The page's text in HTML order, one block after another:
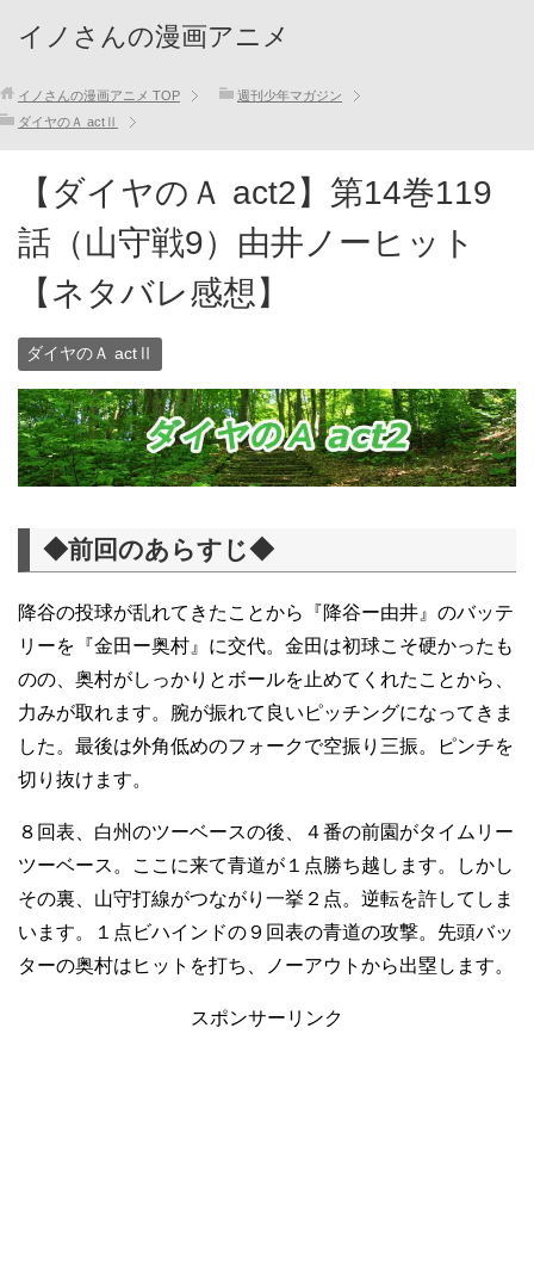
イノさんの漫画アニメ
イノさんの漫画アニメ TOP
週刊少年マガジン
ダイヤのＡ actⅡ
【ダイヤのＡ act2】第14巻119
話（山守戦9）由井ノーヒット
【ネタバレ感想】
ダイヤのＡ actⅡ
◆前回のあらすじ◆
降谷の投球が乱れてきたことから『降谷ー由井』のバッテ
リーを『金田ー奥村』に交代。金田は初球こそ硬かったも
のの、奥村がしっかりとボールを止めてくれたことから、
力みが取れます。腕が振れて良いピッチングになってきま
した。最後は外角低めのフォークで空振り三振。ピンチを
切り抜けます。
８回表、白州のツーベースの後、４番の前園がタイムリー
ツーベース。ここに来て青道が１点勝ち越します。しかし
その裏、山守打線がつながり一挙２点。逆転を許してしま
います。１点ビハインドの９回表の青道の攻撃。先頭バッ
ターの奥村はヒットを打ち、ノーアウトから出塁します。
スポンサーリンク